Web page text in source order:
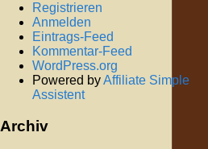
Registrieren
Anmelden
Eintrags-Feed
Kommentar-Feed
WordPress.org
Powered byAffiliate Simple
Assistent
Archiv